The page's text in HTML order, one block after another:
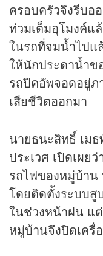
ครอบครัวจึงรีบอ
ท่วมเต็มอุโมงค์แ
ในรถที่จมน้ำไปแ
ให้นักประดาน้ำข
รถปิคอัพจอดอยู่ภ
เสียชีวิตออกมา
นายธนะสิทธิ์ เม
ประเวศ เปิดเผย
รถไฟของหมู่บ้า
โดยติดตั้งระบบสู
ในช่วงหน้าฝน แ
หมู่บ้านจึงปิดเครื่